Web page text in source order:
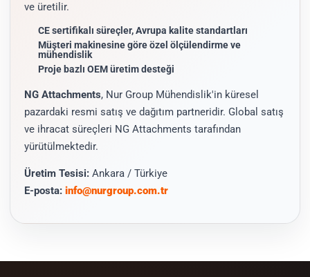
ve üretilir.
CE sertifikalı süreçler, Avrupa kalite standartları
Müşteri makinesine göre özel ölçülendirme ve
mühendislik
Proje bazlı OEM üretim desteği
NG Attachments, Nur Group Mühendislik'in küresel
pazardaki resmi satış ve dağıtım partneridir. Global satış
ve ihracat süreçleri NG Attachments tarafından
yürütülmektedir.
Üretim Tesisi: Ankara / Türkiye
E-posta: info@nurgroup.com.tr